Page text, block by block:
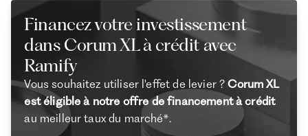
Financez votre investissement
dans Corum XL à crédit avec
Ramify
Vous souhaitez utiliser l'effet de levier ?Corum XL
est éligible à notre offre de financement à crédit
au meilleur taux du marché*.